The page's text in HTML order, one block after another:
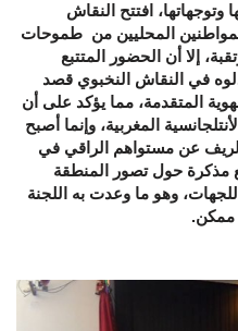
افتتح النقاش
المحليين من طموحات
إلا أن الحضور المتتبع
في النقاش النخبوي قصد
المتقدمة، مما يؤكد على أن
المغربية، وإنما أصبح
عن مستواهم الراقي في
مذكرة حول تصور المنطقة
وهو ما وعدت به اللجنة
ممكن.